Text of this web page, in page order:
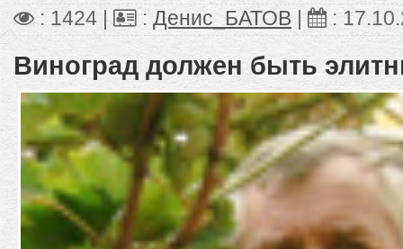
: 1424 | :Денис_БАТОВ| :
Виноград должен быть